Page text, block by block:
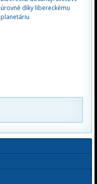
úrovně díky libereckému
planetáriu